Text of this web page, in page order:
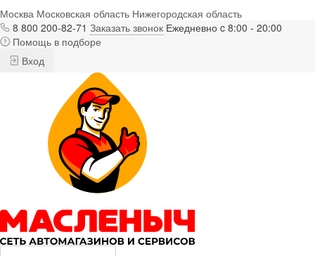
Москва Московская область Нижегородская область
8 800 200-82-71 Заказать звонок Ежедневно c 8:00 - 20:00
Помощь в подборе
Вход